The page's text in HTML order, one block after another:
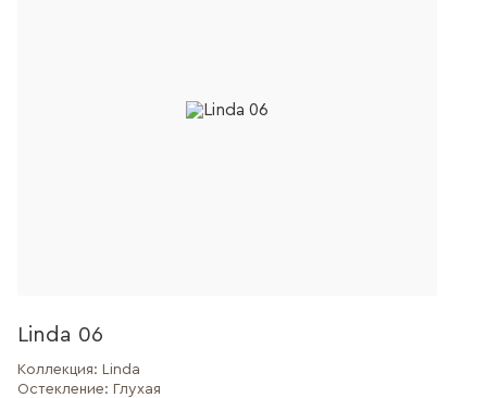
Linda 06
Коллекция: Linda
Остекление: Глухая